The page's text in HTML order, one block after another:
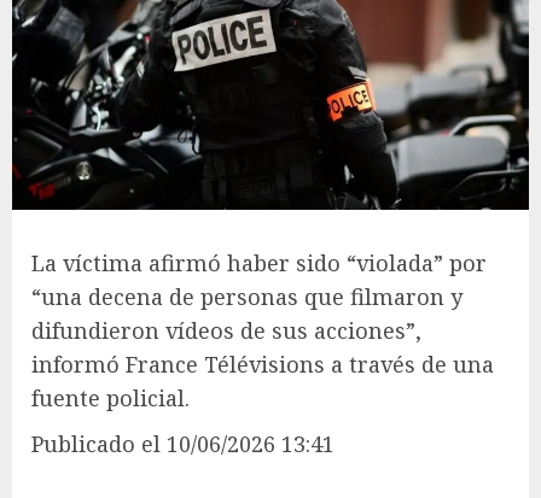
La víctima afirmó haber sido “violada” por
“una decena de personas que filmaron y
difundieron vídeos de sus acciones”,
informó France Télévisions a través de una
fuente policial.
Publicado el 10/06/2026 13:41